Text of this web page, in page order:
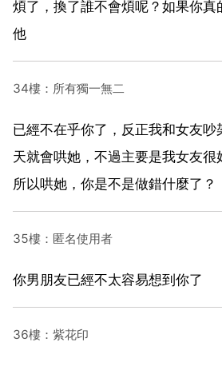
煩了，換了誰不會煩呢？如果你真
他
34樓：所有獨一無二
已經不在乎你了，反正我和女友吵
天就會哄她，不過主要是我女友
所以哄她，你是不是做錯什麼了？
35樓：匿名使用者
你男朋友已經不太容易想到你了
36樓：紫花印